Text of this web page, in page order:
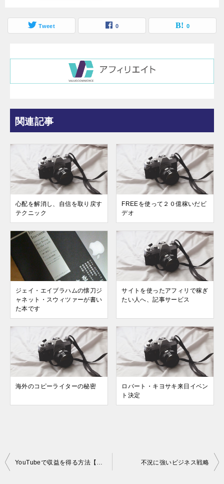
Tweet 0 0
関連記事
心配を解消し、自信を取り戻す
テクニック
FREEを使って２０億稼いだビ
デオ
ジェイ・エイブラハムの懐刀ジ
ャネット・スウィツァーが書い
た本です
サイトを使ったアフィリで稼ぎ
たい人へ、記事サービス
海外のコピーライターの秘密
ロバート・キヨサキ来日イベン
ト決定
投
YouTubeで収益を得る方法【スマイルムービー】 不況に強いビジネス戦略